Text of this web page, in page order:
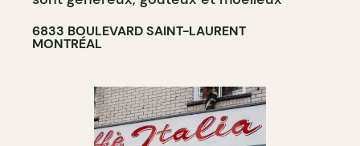
6833 BOULEVARD SAINT-LAURENT
MONTRÉAL